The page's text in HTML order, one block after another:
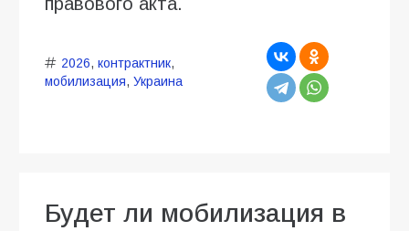
2026, контрактник,
мобилизация, Украина
Будет ли мобилизация в